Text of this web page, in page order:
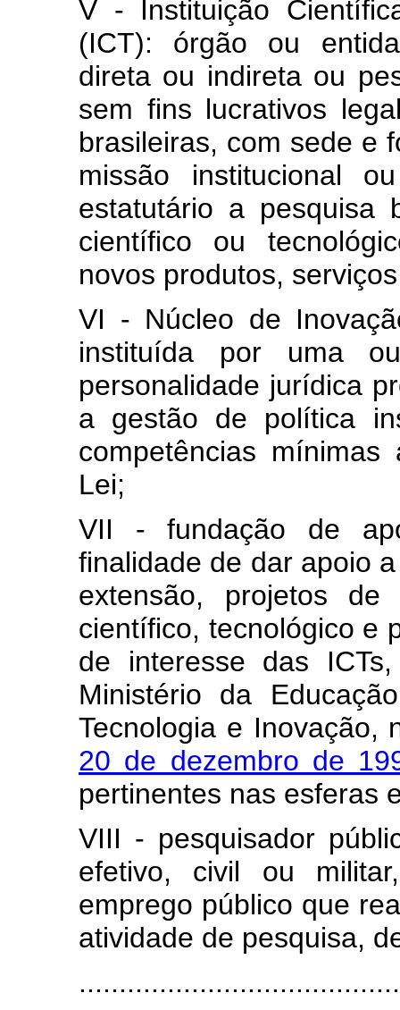
V - Instituição
(ICT): órgão ou
direta ou indireta ou
sem fins lucrativos
brasileiras, com sede e
missão institucional
estatutário a pesquisa
científico ou
novos produtos,
VI - Núcleo de
instituída por uma
personalidade jurídica
a gestão de política
competências
Lei;
VII - fundação de
finalidade de dar apoio
extensão, projetos de
científico, tecnológico e
de interesse das
Ministério da
Tecnologia e Inovação,
20 de dezembro de
pertinentes nas esferas
VIII - pesquisador
efetivo, civil ou
emprego público que
atividade de pesquisa,